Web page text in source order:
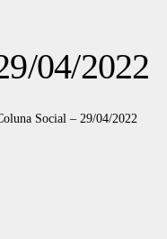
04/2022
Social – 29/04/2022